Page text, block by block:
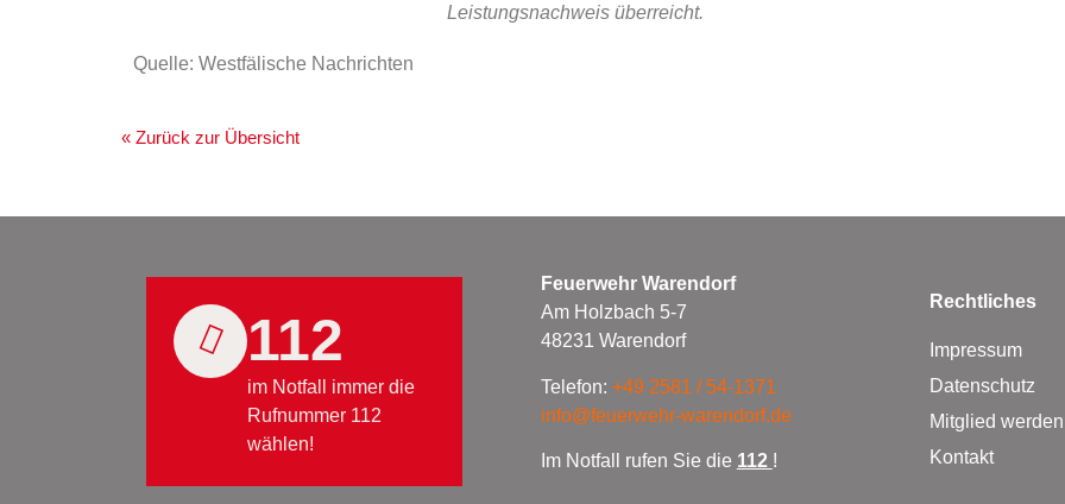
Leistungsnachweis überreicht.
Quelle: Westfälische Nachrichten
« Zurück zur Übersicht
112
im Notfall immer die
Rufnummer 112
wählen!
Feuerwehr Warendorf
Am Holzbach 5-7
48231 Warendorf
Telefon: +49 2581 / 54-1371
info@feuerwehr-warendorf.de
Im Notfall rufen Sie die 112 !
Rechtliches
Impressum
Datenschutz
Mitglied
Kontakt